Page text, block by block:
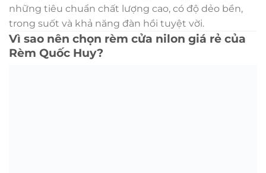
những tiêu chuẩn chất lượng cao, có độ dẻo bền,
trong suốt và khả năng đàn hồi tuyệt vời.
Vì sao nên chọn rèm cửa nilon giá rẻ của
Rèm Quốc Huy?